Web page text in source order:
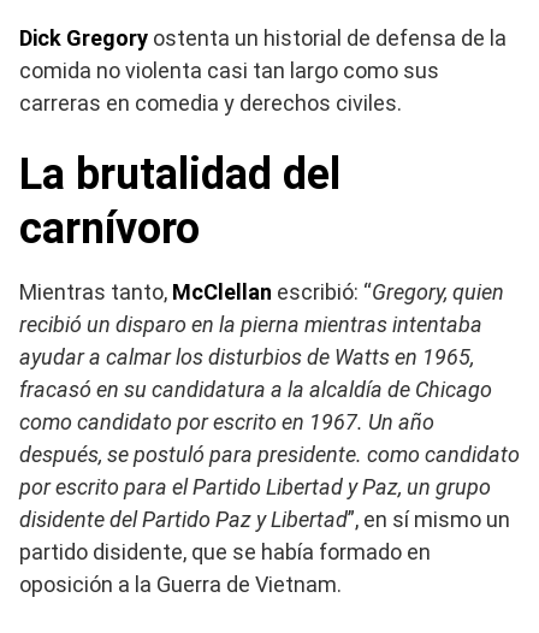
Dick Gregory ostenta un historial de defensa de la
comida no violenta casi tan largo como sus
carreras en comedia y derechos civiles.
La brutalidad del
carnívoro
Mientras tanto, McClellan escribió: “Gregory, quien
recibió un disparo en la pierna mientras intentaba
ayudar a calmar los disturbios de Watts en 1965,
fracasó en su candidatura a la alcaldía de Chicago
como candidato por escrito en 1967. Un año
después, se postuló para presidente. como candidato
por escrito para el Partido Libertad y Paz, un grupo
disidente del Partido Paz y Libertad”, en sí mismo un
partido disidente, que se había formado en
oposición a la Guerra de Vietnam.